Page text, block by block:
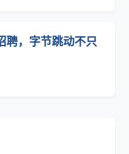
聘，字节跳动不只